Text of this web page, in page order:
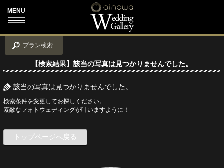
MENU
プラン検索
【検索結果】該当の写真は見つかりませんでした。
該当の写真は見つかりませんでした。
検索条件を変更してお探しください。
素敵なフォトウェディングが叶いますように！
トップページへ戻る